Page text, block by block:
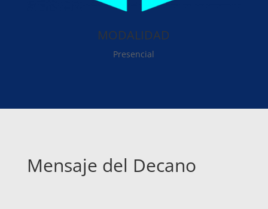
MODALIDAD
Presencial
Mensaje del Decano